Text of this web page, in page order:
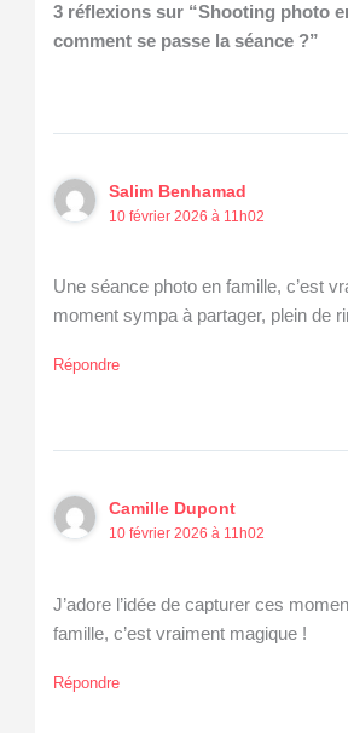
3 réflexions sur “Shooting photo
comment se passe la séance ?”
Salim Benhamad
10 février 2026 à 11h02
Une séance photo en famille, c’est
moment sympa à partager, plein de
Répondre
Camille Dupont
10 février 2026 à 11h02
J’adore l’idée de capturer ces
famille, c’est vraiment magique !
Répondre